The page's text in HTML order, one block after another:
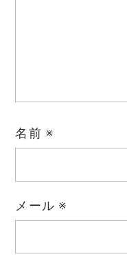
名前 ※
メール ※